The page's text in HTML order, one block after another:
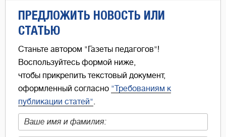
ПРЕДЛОЖИТЬ НОВОСТЬ ИЛИ
СТАТЬЮ
Станьте автором "Газеты педагогов"!
Воспользуйтесь формой ниже,
чтобы прикрепить текстовый документ,
оформленный согласно "Требованиям к
публикации статей"